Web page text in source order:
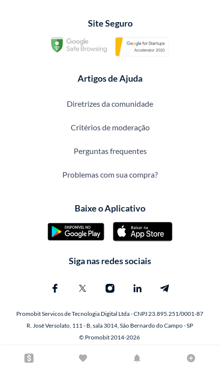
Site Seguro
Artigos de Ajuda
Diretrizes da comunidade
Critérios de moderação
Perguntas frequentes
Problemas com sua compra?
Baixe o Aplicativo
Siga nas redes sociais
Promobit Servicos de Tecnologia Digital Ltda - CNPJ 23.895.251/0001-87
R. José Versolato, 111 - B, sala 3014, São Bernardo do Campo - SP
© Promobit 2014-2026